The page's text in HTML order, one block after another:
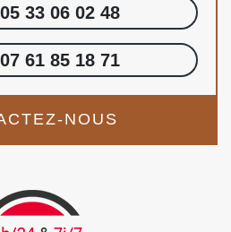
05 33 06 02 48
07 61 85 18 71
NOUS